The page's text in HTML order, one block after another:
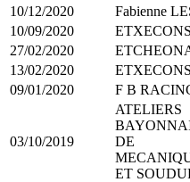
10/12/2020 Fabienne
10/09/2020
27/02/2020
13/02/2020
09/01/2020
F B
03/10/2019
ATELIERS
DE
ET